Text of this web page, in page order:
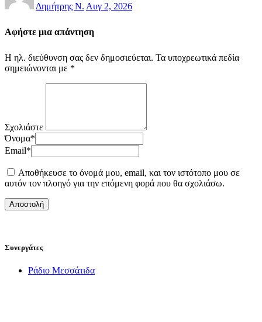
Δημήτρης Ν. Αυγ 2, 2026
Αφήστε μια απάντηση
Η ηλ. διεύθυνση σας δεν δημοσιεύεται. Τα υποχρεωτικά πεδία
σημειώνονται με *
Σχολιάστε
Όνομα*
Email*
Αποθήκευσε το όνομά μου, email, και τον ιστότοπο μου σε
αυτόν τον πλοηγό για την επόμενη φορά που θα σχολιάσω.
Συνεργάτες
Ράδιο Μεσσάτιδα